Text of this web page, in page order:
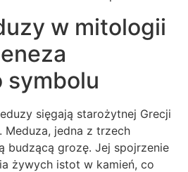
w mitologii
symbolu
sięgają starożytnej Grecji
jedna z trzech
budzącą grozę. Jej spojrzenie
żywych istot w kamień, co